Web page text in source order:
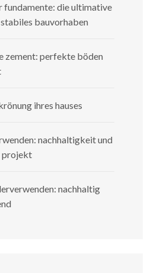
fundamente: die ultimative
bauvorhaben
zement: perfekte böden
ihres hauses
nachhaltigkeit und
projekt
nachhaltig